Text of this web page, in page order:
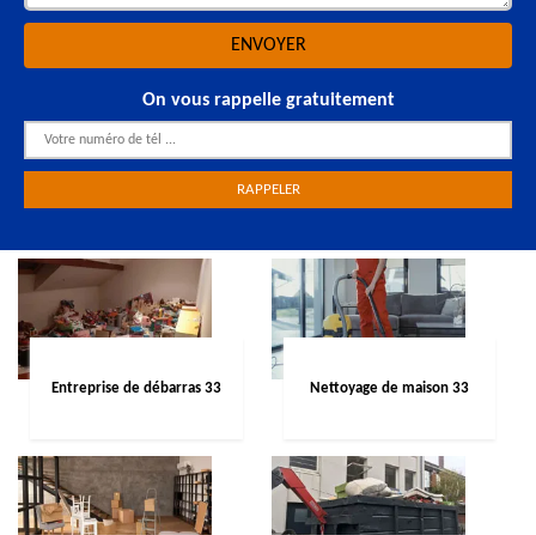
On vous rappelle gratuitement
Entreprise de débarras 33 Nettoyage de maison 33